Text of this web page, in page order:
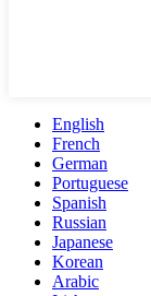
English
French
German
Portuguese
Spanish
Russian
Japanese
Korean
Arabic